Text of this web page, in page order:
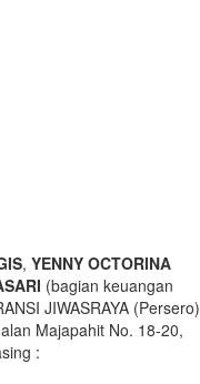
, YENNY OCTORINA
(bagian keuangan
JIWASRAYA (Persero)
Majapahit No. 18-20,
: